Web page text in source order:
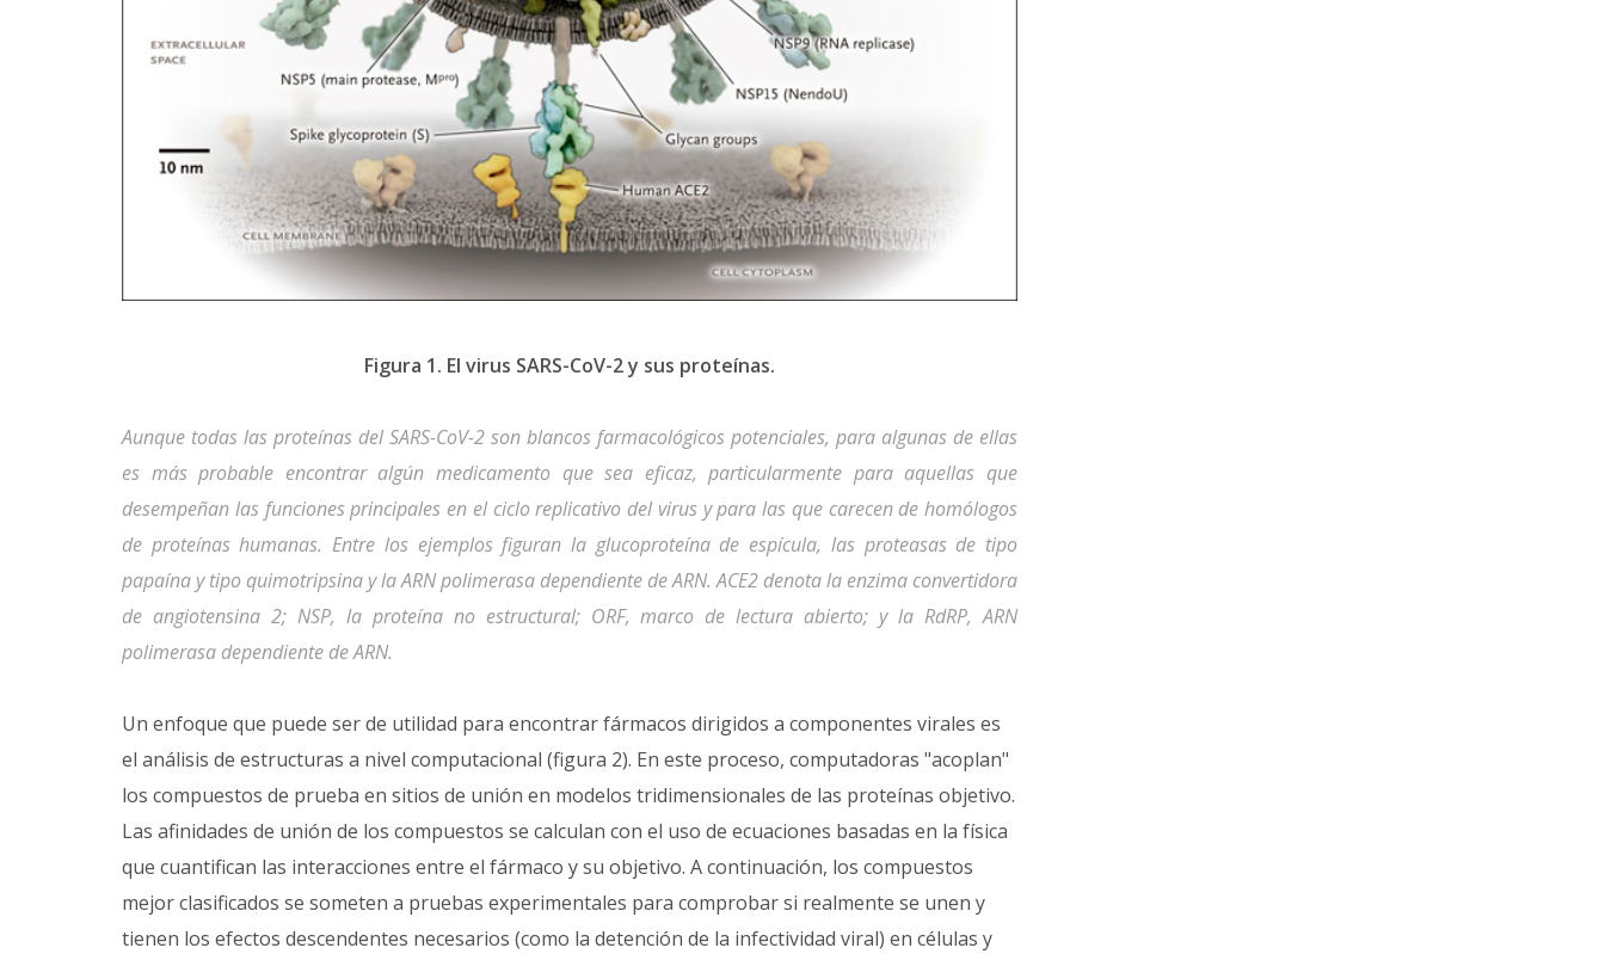
Figura 1. El virus SARS-CoV-2 y sus proteínas.
Aunque todas las proteínas del SARS-CoV-2 son blancos farmacológicos potenciales, para algunas de ellas
es más probable encontrar algún medicamento que sea eficaz, particularmente para aquellas que
desempeñan las funciones principales en el ciclo replicativo del virus y para las que carecen de homólogos
de proteínas humanas. Entre los ejemplos figuran la glucoproteína de espícula, las proteasas de tipo
papaína y tipo quimotripsina y la ARN polimerasa dependiente de ARN. ACE2 denota la enzima convertidora
de angiotensina 2; NSP, la proteína no estructural; ORF, marco de lectura abierto; y la RdRP, ARN
polimerasa dependiente de ARN.
Un enfoque que puede ser de utilidad para encontrar fármacos dirigidos a componentes virales es
el análisis de estructuras a nivel computacional (figura 2). En este proceso, computadoras "acoplan"
los compuestos de prueba en sitios de unión en modelos tridimensionales de las proteínas objetivo.
Las afinidades de unión de los compuestos se calculan con el uso de ecuaciones basadas en la física
que cuantifican las interacciones entre el fármaco y su objetivo. A continuación, los compuestos
mejor clasificados se someten a pruebas experimentales para comprobar si realmente se unen y
tienen los efectos descendentes necesarios (como la detención de la infectividad viral) en células y